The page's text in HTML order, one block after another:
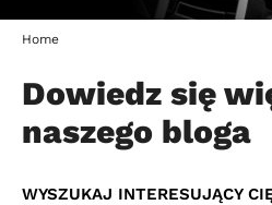
Home
Dowiedz się
naszego bloga
WYSZUKAJ INTERESUJĄCY